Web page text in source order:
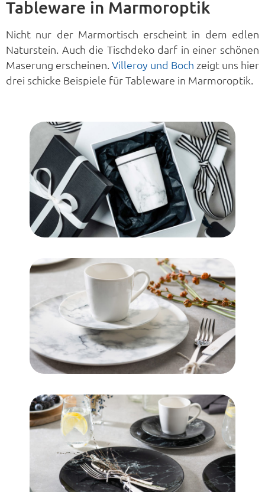
Tableware in Marmoroptik
Nicht nur der Marmortisch erscheint in dem edlen
Naturstein. Auch die Tischdeko darf in einer schönen
Maserung erscheinen. Villeroy und Boch zeigt uns hier
drei schicke Beispiele für Tableware in Marmoroptik.